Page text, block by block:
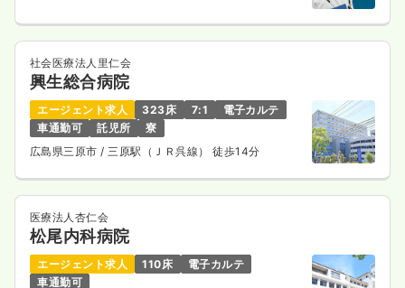
社会医療法人里仁会
興生総合病院
エージェント求人 323床 7:1
電子カルテ
車通勤可
託児所
寮
広島県三原市/ 三原駅（ＪＲ呉線） 徒歩14分
医療法人杏仁会
松尾内科病院
エージェント求人 110床
電子カルテ
車通勤可